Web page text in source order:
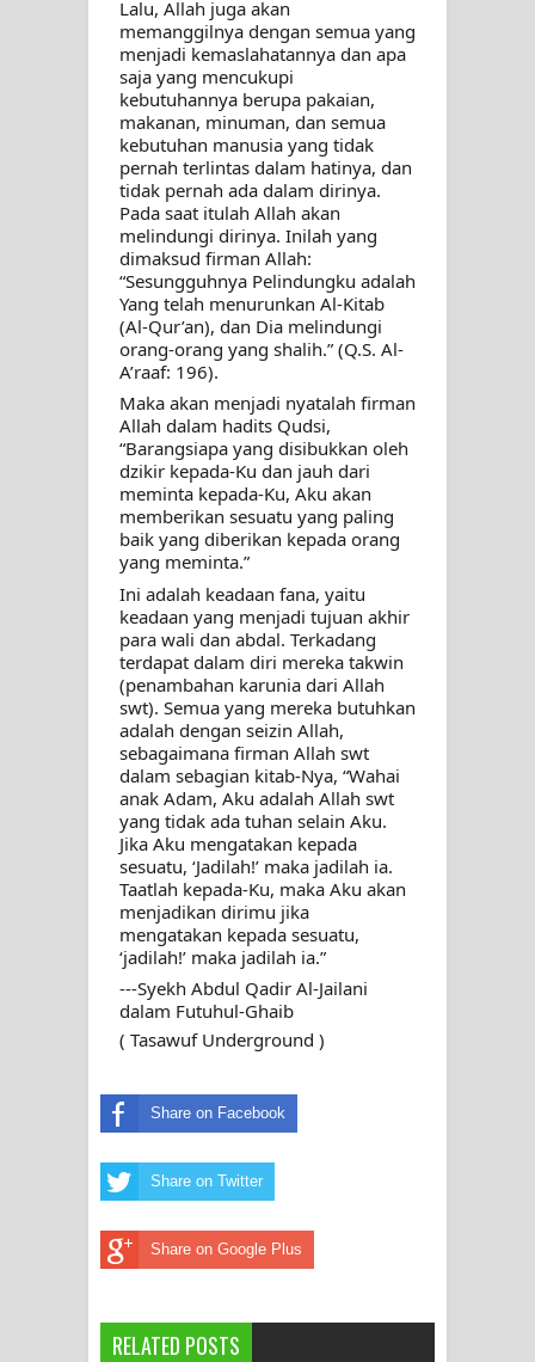
Lalu, Allah juga akan
memanggilnya dengan semua yang
menjadi kemaslahatannya dan apa
saja yang mencukupi
kebutuhannya berupa pakaian,
makanan, minuman, dan semua
kebutuhan manusia yang tidak
pernah terlintas dalam hatinya, dan
tidak pernah ada dalam dirinya.
Pada saat itulah Allah akan
melindungi dirinya. Inilah yang
dimaksud firman Allah:
“Sesungguhnya Pelindungku adalah
Yang telah menurunkan Al-Kitab
(Al-Qur’an), dan Dia melindungi
orang-orang yang shalih.” (Q.S. Al-
A’raaf: 196).
Maka akan menjadi nyatalah firman
Allah dalam hadits Qudsi,
“Barangsiapa yang disibukkan oleh
dzikir kepada-Ku dan jauh dari
meminta kepada-Ku, Aku akan
memberikan sesuatu yang paling
baik yang diberikan kepada orang
yang meminta.”
Ini adalah keadaan fana, yaitu
keadaan yang menjadi tujuan akhir
para wali dan abdal. Terkadang
terdapat dalam diri mereka takwin
(penambahan karunia dari Allah
swt). Semua yang mereka butuhkan
adalah dengan seizin Allah,
sebagaimana firman Allah swt
dalam sebagian kitab-Nya, “Wahai
anak Adam, Aku adalah Allah swt
yang tidak ada tuhan selain Aku.
Jika Aku mengatakan kepada
sesuatu, ‘Jadilah!’ maka jadilah ia.
Taatlah kepada-Ku, maka Aku akan
menjadikan dirimu jika
mengatakan kepada sesuatu,
‘jadilah!’ maka jadilah ia.”
---Syekh Abdul Qadir Al-Jailani
dalam Futuhul-Ghaib
( Tasawuf Underground )
Share on Facebook
Share on Twitter
Share on Google Plus
RELATED POSTS